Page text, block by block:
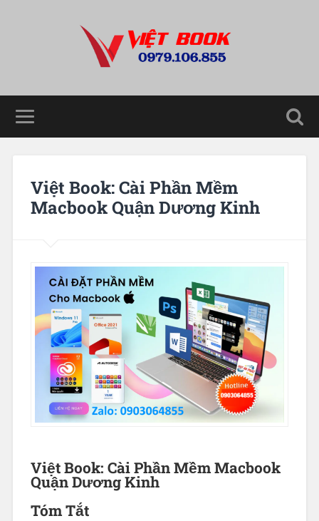
Việt Book: Cài Phần Mềm
Macbook Quận Dương Kinh
Việt Book: Cài Phần Mềm Macbook
Quận Dương Kinh
Tóm Tắt